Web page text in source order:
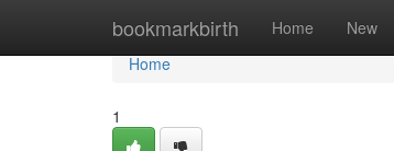
bookmarkbirth Home New
Home
Home
1